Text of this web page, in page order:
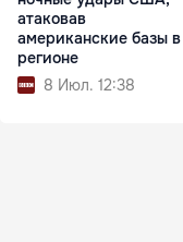
атаковав
американские базы в
регионе
8 Июл. 12:38